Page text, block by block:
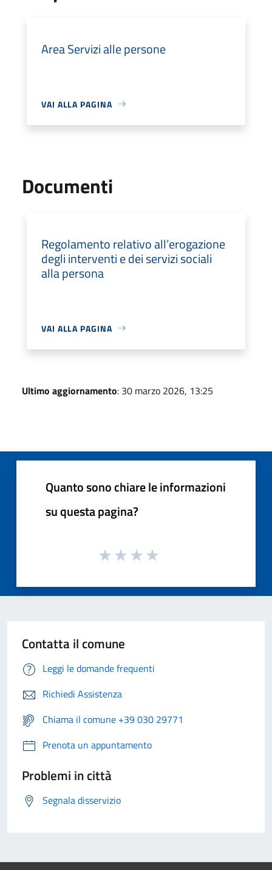
Area Servizi alle persone
VAI ALLA PAGINA
Documenti
Regolamento relativo all’erogazione
degli interventi e dei servizi sociali
alla persona
VAI ALLA PAGINA
Ultimo aggiornamento: 30 marzo 2026, 13:25
Quanto sono chiare le informazioni
su questa pagina?
Contatta il comune
Leggi le domande frequenti
Richiedi Assistenza
Chiama il comune +39 030 29771
Prenota un appuntamento
Problemi in città
Segnala disservizio